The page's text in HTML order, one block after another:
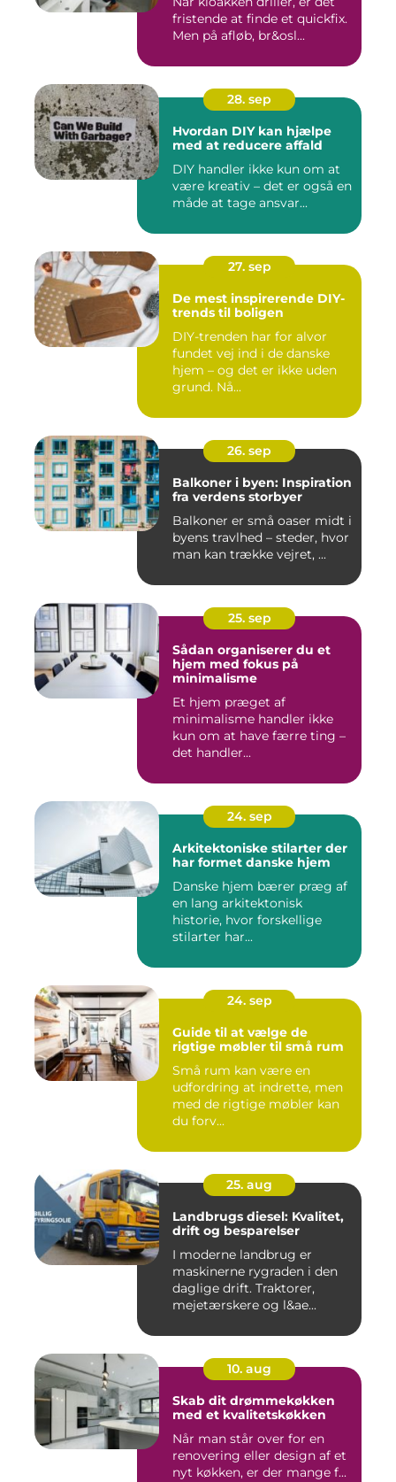
fristende at finde et quickfix.
Men på afløb, br&osl...
28. sep
Hvordan DIY kan hjælpe
med at reducere affald
DIY handler ikke kun om at
være kreativ – det er også en
måde at tage ansvar...
27. sep
De mest inspirerende DIY-
trends til boligen
DIY-trenden har for alvor
fundet vej ind i de danske
hjem – og det er ikke uden
grund. Nå...
26. sep
Balkoner i byen: Inspiration
fra verdens storbyer
Balkoner er små oaser midt i
byens travlhed – steder, hvor
man kan trække vejret, ...
25. sep
Sådan organiserer du et
hjem med fokus på
minimalisme
Et hjem præget af
minimalisme handler ikke
kun om at have færre ting –
det handler...
24. sep
Arkitektoniske stilarter der
har formet danske hjem
Danske hjem bærer præg af
en lang arkitektonisk
historie, hvor forskellige
stilarter har...
24. sep
Guide til at vælge de
rigtige møbler til små rum
Små rum kan være en
udfordring at indrette, men
med de rigtige møbler kan
du forv...
25. aug
Landbrugs diesel: Kvalitet,
drift og besparelser
I moderne landbrug er
maskinerne rygraden i den
daglige drift. Traktorer,
mejetærskere og l&ae...
10. aug
Skab dit drømmekøkken
med et kvalitetskøkken
Når man står over for en
renovering eller design af et
nyt køkken, er der mange f...